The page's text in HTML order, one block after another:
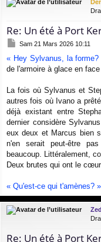
e
Re: Un été à Port
M
s
s
g
e
Sam 21 Mars 2026 10:11
« Hey Sylvanus, la forme?
de l'armoire à glace en
La fois où Sylvanus et
autres fois où Ivano a
déjà existant entre
dernier considère
eux deux et Marcus bien
n'en serait peut-être
beaucoup. Littéralement,
Deux brutes qui ont le
« Qu'est-ce qui t'amènes? »
Re: Un été à Port